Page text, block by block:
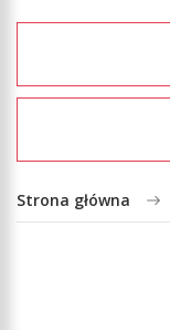
Strona główna